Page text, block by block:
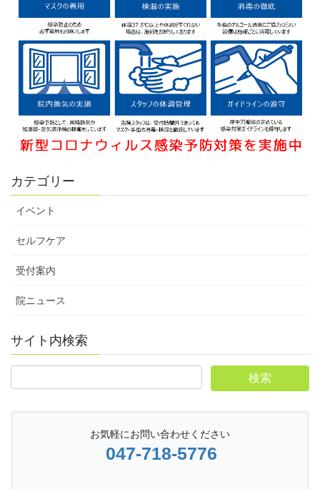
カテゴリー
イベント
セルフケア
受付案内
院ニュース
サイト内検索
お気軽にお問い合わせください
047-718-5776